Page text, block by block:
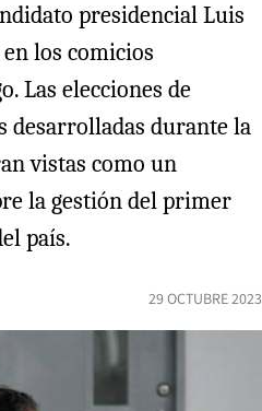
presidencial Luis
los comicios
Las elecciones de
desarrolladas durante la
vistas como un
la gestión del primer
país.
29 OCTUBRE 2023